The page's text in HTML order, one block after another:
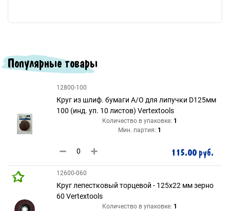
Популярные товары
12800-100
Круг из шлиф. бумаги А/О для липучки D125мм
100 (инд. уп. 10 листов) Vertextools
Количество в упаковке: 1
Мин. партия: 1
115.00 руб.
12600-060
Круг лепестковый торцевой - 125х22 мм зерно
60 Vertextools
Количество в упаковке: 1